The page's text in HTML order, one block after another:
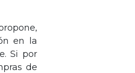
en la
Si por
de